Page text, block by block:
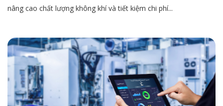
nâng cao chất lượng không khí và tiết kiệm chi phí...